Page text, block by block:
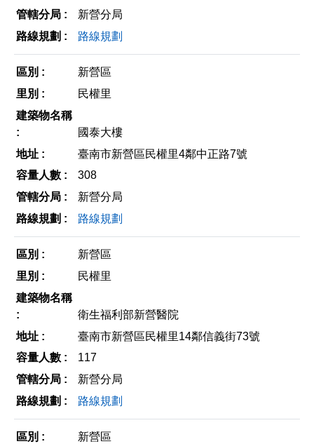
新營分局
路線規劃
新營區
民權里
國泰大樓
臺南市新營區民權里4鄰中正路7號
308
新營分局
路線規劃
新營區
民權里
衛生福利部新營醫院
臺南市新營區民權里14鄰信義街73號
117
新營分局
路線規劃
新營區